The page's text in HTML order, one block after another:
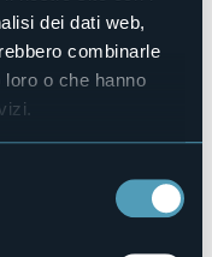
dei dati web,
combinarle
o che hanno
DTL